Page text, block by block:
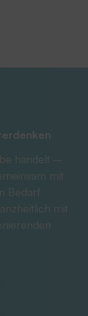
handelt –
mit
Bedarf
mit